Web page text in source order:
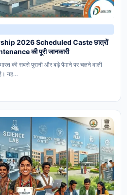
2026 Scheduled Caste छात्रों
की पूरी जानकारी
की सबसे पुरानी और बड़े पैमाने पर चलने वाली
यह…